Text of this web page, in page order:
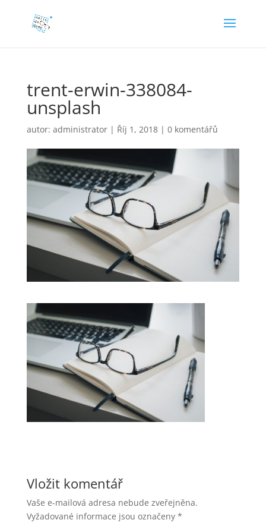
trent-erwin-338084-
unsplash
autor: administrator| Říj 1, 2018| 0 komentářů
Vložit komentář
Vaše e-mailová adresa nebude zveřejněna.
Vyžadované informace jsou označeny *